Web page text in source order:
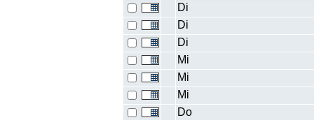
Di
Di
Di
Mi
Mi
Mi
Do